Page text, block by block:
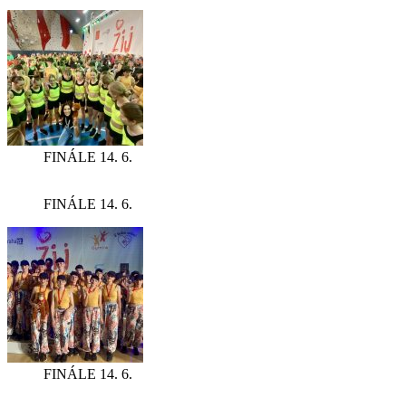
FINÁLE 14. 6.
FINÁLE 14. 6.
FINÁLE 14. 6.